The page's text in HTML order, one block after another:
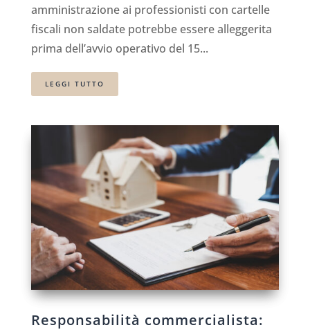
amministrazione ai professionisti con cartelle
fiscali non saldate potrebbe essere alleggerita
prima dell’avvio operativo del 15...
LEGGI TUTTO
Responsabilità commercialista: